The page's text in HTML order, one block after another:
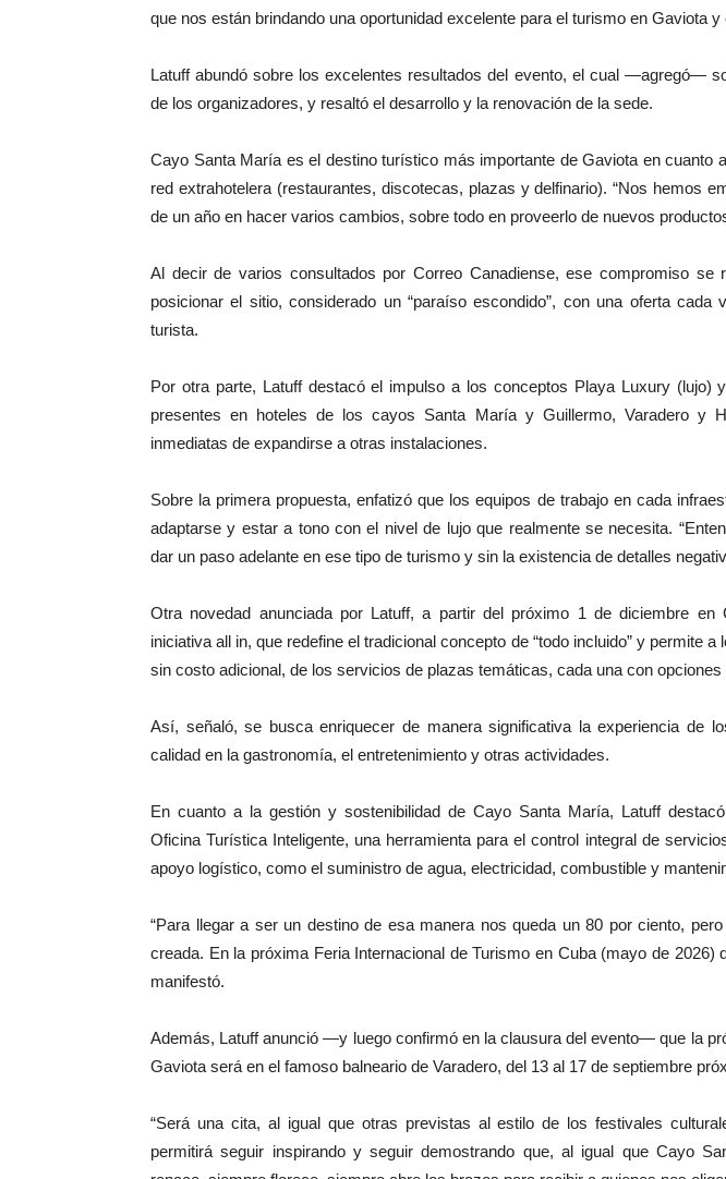
que nos están brindando una oportunidad excelente para el turismo en Gaviota y
Latuff abundó sobre los excelentes resultados del evento, el cual —agregó—
de los organizadores, y resaltó el desarrollo y la renovación de la sede.
Cayo Santa María es el destino turístico más importante de Gaviota en cuanto
red extrahotelera (restaurantes, discotecas, plazas y delfinario). “Nos hemos
de un año en hacer varios cambios, sobre todo en proveerlo de nuevos
Al decir de varios consultados por Correo Canadiense, ese compromiso se
posicionar el sitio, considerado un “paraíso escondido”, con una oferta
turista.
Por otra parte, Latuff destacó el impulso a los conceptos Playa Luxury (lujo)
presentes en hoteles de los cayos Santa María y Guillermo, Varadero y
inmediatas de expandirse a otras instalaciones.
Sobre la primera propuesta, enfatizó que los equipos de trabajo en cada
adaptarse y estar a tono con el nivel de lujo que realmente se necesita.
dar un paso adelante en ese tipo de turismo y sin la existencia de detalles
Otra novedad anunciada por Latuff, a partir del próximo 1 de diciembre
iniciativa all in, que redefine el tradicional concepto de “todo incluido” y permite
sin costo adicional, de los servicios de plazas temáticas, cada una con opciones
Así, señaló, se busca enriquecer de manera significativa la experiencia de
calidad en la gastronomía, el entretenimiento y otras actividades.
En cuanto a la gestión y sostenibilidad de Cayo Santa María, Latuff
Oficina Turística Inteligente, una herramienta para el control integral de
apoyo logístico, como el suministro de agua, electricidad, combustible y
“Para llegar a ser un destino de esa manera nos queda un 80 por ciento,
creada. En la próxima Feria Internacional de Turismo en Cuba (mayo de 2026)
manifestó.
Además, Latuff anunció —y luego confirmó en la clausura del evento— que la
Gaviota será en el famoso balneario de Varadero, del 13 al 17 de septiembre
“Será una cita, al igual que otras previstas al estilo de los festivales
permitirá seguir inspirando y seguir demostrando que, al igual que Cayo